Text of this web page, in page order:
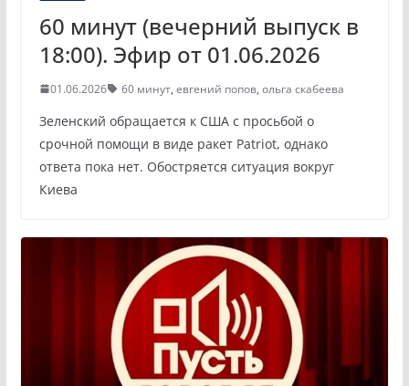
60 минут (вечерний выпуск в
18:00). Эфир от 01.06.2026
01.06.2026 60 минут, евгений попов, ольга скабеева
Зеленский обращается к США с просьбой о
срочной помощи в виде ракет Patriot, однако
ответа пока нет. Обостряется ситуация вокруг
Киева